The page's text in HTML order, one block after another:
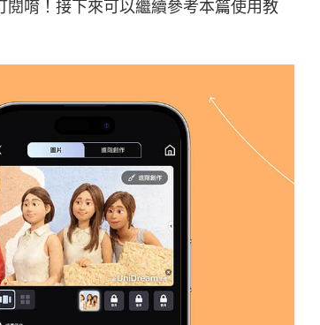
唷！接下來可以繼續參考本篇使用教